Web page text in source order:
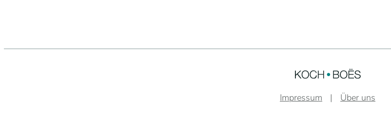
Impressum Über uns